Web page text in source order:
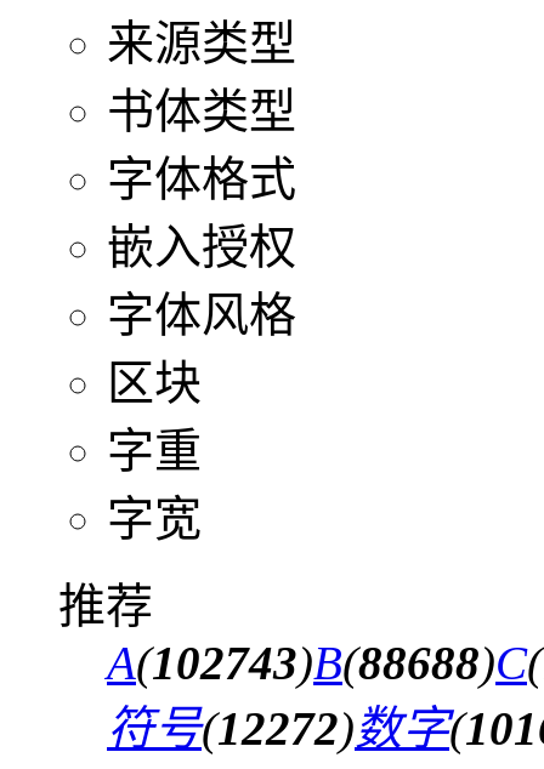
来源类型
书体类型
字体格式
嵌入授权
字体风格
区块
字重
字宽
推荐
A(102743)B(88688)C(
符号(12272)数字(